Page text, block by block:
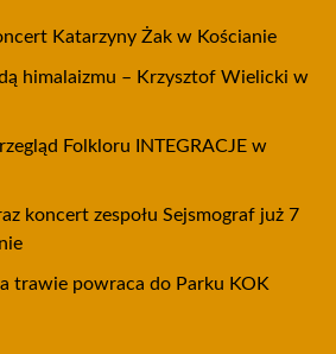
Katarzyny Żak w Kościanie
himalaizmu – Krzysztof Wielicki w
Folkloru INTEGRACJE w
koncert zespołu Sejsmograf już 7
trawie powraca do Parku KOK